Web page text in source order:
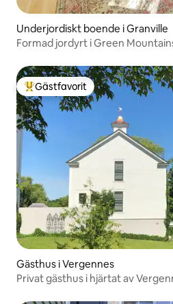
Underjordiskt boende i Granville
Formad jordyrt i Green
Populär gästfavorit
Gästfavorit
Gästhus i Vergennes
Privat gästhus i hjärtat av